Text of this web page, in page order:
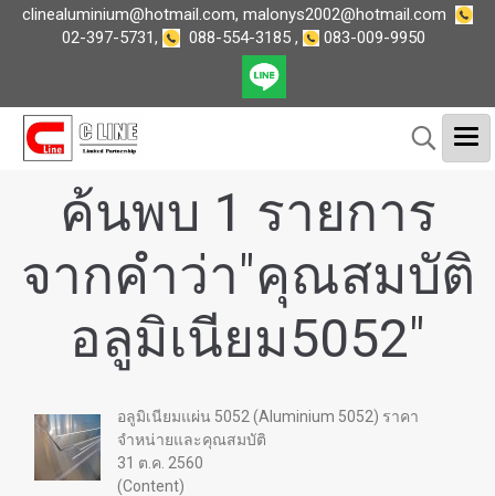
clinealuminium@hotmail.com, malonys2002@hotmail.com
02-397-5731, 088-554-3185, 083-009-9950
ค้นพบ 1 รายการ
จากคำว่า"คุณสมบัติ
อลูมิเนียม5052"
อลูมิเนียมแผ่น 5052 (Aluminium 5052) ราคา
จำหน่ายและคุณสมบัติ
31 ต.ค. 2560
(Content)